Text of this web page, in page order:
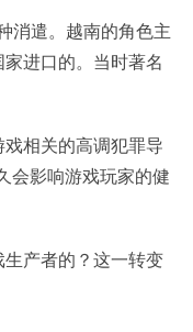
消遣。越南的角色主
进口的。当时著名
相关的高调犯罪导
会影响游戏玩家的健
产者的？这一转变